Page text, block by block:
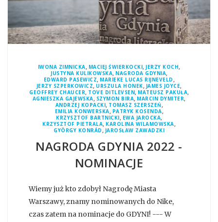
IWONA ZIMNICKA, MACIEJ ŚWIERKOCKI, JERZY KOCH,
JUSTYNA KULIKOWSKA, NAGRODA GDYNIA,
EDWARD PASEWICZ, MARIEKE LUCAS RIJNEVELD ,
JERZY SZPERKOWICZ, URSZULA HONEK, JAMES JOYCE,
GEOFFREY CHAUCER, TOVE DITLEVSEN, MATEUSZ PAKUŁA,
AGNIESZKA GAJEWSKA, SZYMON BIRA, MARCIN DYMITER,
ANDRZEJ KOPACKI, TOMASZ SZERSZEŃ,
EMILIA KONWERSKA, PATRYK KOSENDA,
KRZYSZTOF BARTNICKI, EWA JAROCKA,
KRZYSZTOF PIETRALA, KAROLINA WILAMOWSKA,
GYÖRGY KONRÁD , JAROSŁAW ZAWADZKI
NAGRODA GDYNIA 2022 -
NOMINACJE
Wiemy już kto zdobył Nagrodę Miasta
Warszawy, znamy nominowanych do Nike,
czas zatem na nominacje do GDYNI! --- W